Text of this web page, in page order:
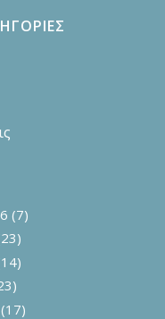
(7)
(17)